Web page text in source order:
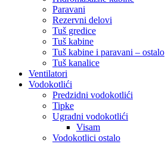
Paravani
Rezervni delovi
Tuš gredice
Tuš kabine
Tuš kabine i paravani – ostalo
Tuš kanalice
Ventilatori
Vodokotlići
Predzidni vodokotlići
Tipke
Ugradni vodokotlići
Visam
Vodokotlici ostalo